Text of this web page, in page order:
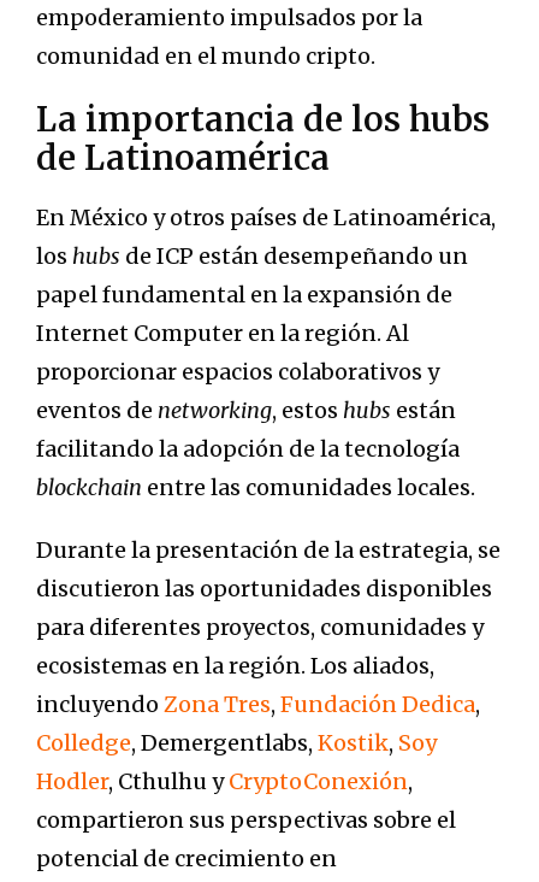
empoderamiento impulsados por la
comunidad en el mundo cripto.
La importancia de los hubs
de Latinoamérica
En México y otros países de Latinoamérica,
los hubs de ICP están desempeñando un
papel fundamental en la expansión de
Internet Computer en la región. Al
proporcionar espacios colaborativos y
eventos de networking, estos hubs están
facilitando la adopción de la tecnología
blockchain entre las comunidades locales.
Durante la presentación de la estrategia, se
discutieron las oportunidades disponibles
para diferentes proyectos, comunidades y
ecosistemas en la región. Los aliados,
incluyendo Zona Tres, Fundación Dedica,
Colledge, Demergentlabs, Kostik, Soy
Hodler, Cthulhu yCryptoConexión,
compartieron sus perspectivas sobre el
potencial de crecimiento en